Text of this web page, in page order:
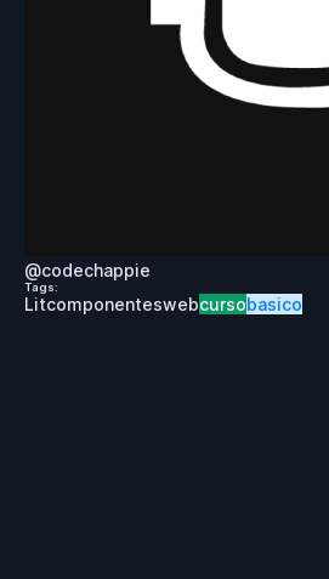
@codechappie
Tags:
Litcomponenteswebcursobasico